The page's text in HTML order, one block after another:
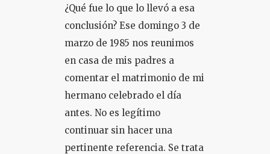
¿Qué fue lo que lo llevó a esa
conclusión? Ese domingo 3 de
marzo de 1985 nos reunimos
en casa de mis padres a
comentar el matrimonio de mi
hermano celebrado el día
antes. No es legítimo
continuar sin hacer una
pertinente referencia. Se trata